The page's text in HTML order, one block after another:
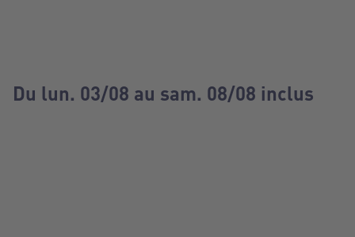
Du lun. 03/08 au sam. 08/08 inclus